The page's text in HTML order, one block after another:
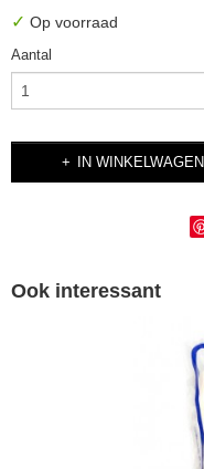
✓ Op voorraad
Aantal
IN WINKELWAGEN
Ook interessant